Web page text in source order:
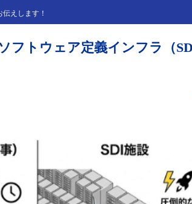
えします！
フトウェア定義インフラ（